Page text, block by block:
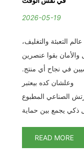
2026-05-19
التعبئة والتغليف،
والأمان بقوا عنصرين
في نجاح أي منتج.
وعلشان كده بيعتبر
الصناعي المطبوع
READ MORE